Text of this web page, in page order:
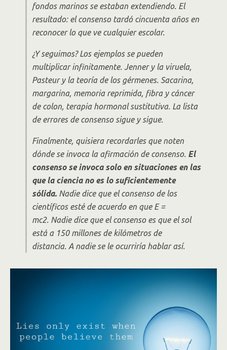
fondos marinos se estaban extendiendo. El
resultado: el consenso tardó cincuenta años en
reconocer lo que ve cualquier escolar.
¿Y seguimos? Los ejemplos se pueden
multiplicar infinitamente. Jenner y la viruela,
Pasteur y la teoría de los gérmenes. Sacarina,
margarina, memoria reprimida, fibra y cáncer
de colon, terapia hormonal sustitutiva. La lista
de errores de consenso sigue y sigue.
Finalmente, quisiera recordarles que noten
dónde se invoca la afirmación de consenso. El
consenso se invoca solo en situaciones en las
que la ciencia no es lo suficientemente
sólida. Nadie dice que el consenso de los
científicos esté de acuerdo en que E =
mc2. Nadie dice que el consenso es que el sol
está a 150 millones de kilómetros de
distancia. A nadie se le ocurriría hablar así.